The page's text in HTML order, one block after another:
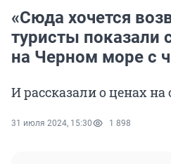
«Сюда хочется
туристы показали
на Черном море с
И рассказали о ценах на
31 июля 2024, 15:30 1 898